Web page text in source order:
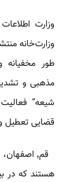
وزارت
وزارت‌خانه
طور مخفیانه
مذهبی و
شیعه”
قضایی تعطیل
قم٬
هستند که در